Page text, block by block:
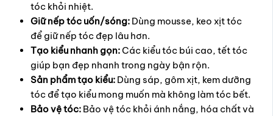
tóc khỏi nhiệt.
Giữ nếp tóc uốn/sóng: Dùng mousse, keo xịt tóc
để giữ nếp tóc đẹp lâu hơn.
Tạo kiểu nhanh gọn:Các kiểu tóc búi cao, tết tóc
giúp bạn đẹp nhanh trong ngày bận rộn.
Sản phẩm tạo kiểu: Dùng sáp, gôm xịt, kem dưỡng
tóc để tạo kiểu mong muốn mà không làm tóc bết.
Bảo vệ tóc: Bảo vệ tóc khỏi ánh nắng, hóa chất và